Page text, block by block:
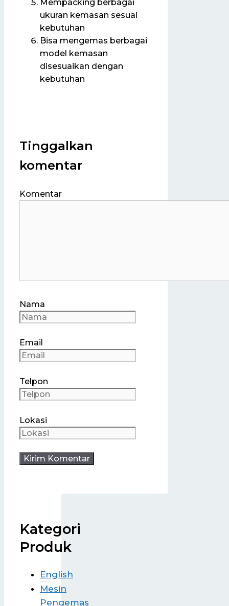
Mempacking berbagai
ukuran kemasan sesuai
kebutuhan
Bisa mengemas berbagai
model kemasan
disesuaikan dengan
kebutuhan
Tinggalkan
komentar
Komentar
Nama
Email
Telpon
Lokasi
Kategori
Produk
English
Mesin
Pengemas